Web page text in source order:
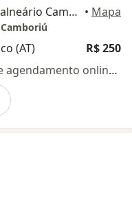
Rua Gaturano, 100 Sala 01, Balneário Camboriú • Mapa
(AT)
R$ 250
Esse especialista não oferece agendamento online para esse endereço.